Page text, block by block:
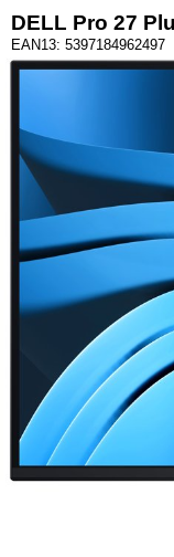
DELL Pro 27
EAN13: 5397184962497